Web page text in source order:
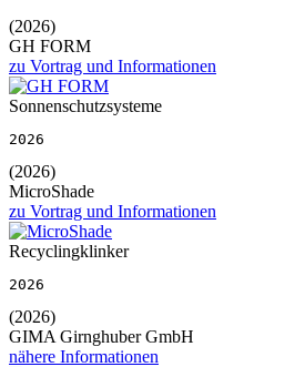
(2026)
GH FORM
zu Vortrag und Informationen
Sonnenschutzsysteme
2026
(2026)
MicroShade
zu Vortrag und Informationen
Recyclingklinker
2026
(2026)
GIMA Girnghuber GmbH
nähere Informationen